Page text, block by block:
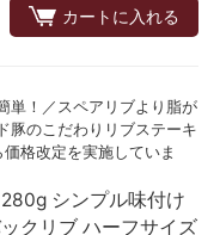
カートに入れる
単！／スペアリブより脂が
豚のこだわりリブステーキ
価格改定を実施していま
シンプル味付け
クリブ ハーフサイズ